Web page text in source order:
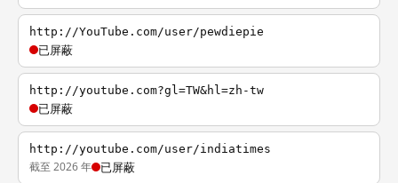
http://YouTube.com/user/pewdiepie
已屏蔽
http://youtube.com?gl=TW&hl=zh-tw
已屏蔽
http://youtube.com/user/indiatimes
截至 2026 年 已屏蔽